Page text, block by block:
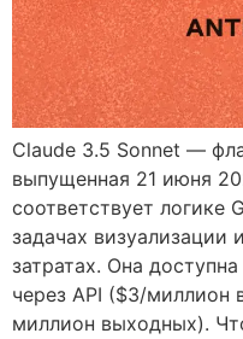
Claude 3.5 Sonnet —
выпущенная 21 июня
соответствует логике
задачах
затратах. Она
через API ($3/миллион
миллион выходных).